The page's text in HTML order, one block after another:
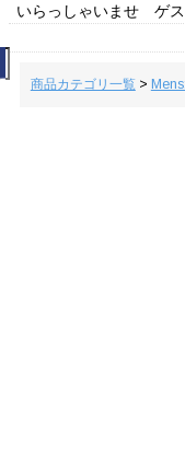
いらっしゃいませ ゲス
商品カテゴリ一覧>